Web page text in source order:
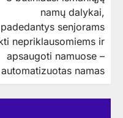
namų dalykai,
padedantys senjorams
nepriklausomiems ir
apsaugoti namuose –
automatizuotas namas